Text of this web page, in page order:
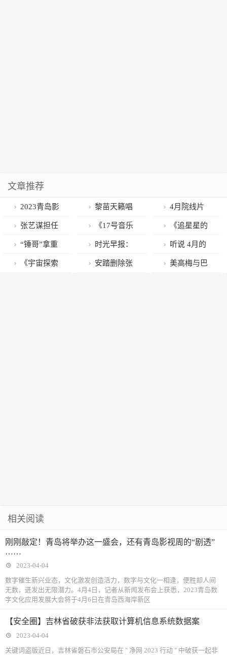
文章推荐
2023青岛影
视周4月6日至
9日在西海岸
新区举行
黎苗天籁唱
响博鳌论坛
4月院线片
单：「马力
欧」出发「灌
篮高手」归来
张艺谋担任
“天坛奖”评委
会主席，陆川
《17号音乐
仓库》拥抱不
被定义的人生
《追星星的
人》分享“追
星”记忆 领略
“锤哥”拿重
机枪打直升飞
时光早报：
《龙与地下
听说 4月的
成都人不是在
《宇宙探索 安踏删除张 美高梅与巴
相关阅读
刚刚敲定！青岛将举办这一盛会，还有青岛影视周的“剧透”
……
2023-04-04
数字催生新兴业态，文化激发创造活力，数字与文化一相逢，便胜却人间
无数，迸发出无限潜力。4月4日，记者从新闻发布会上获悉，2023青岛数
字文化应用发展大会将于4月6日在青岛西海岸新区
【安全圈】吉林省破获非法获取计算机信息系统数据案
2023-04-04
关键词盗版近日，吉林省磐石市公安局在 " 净网 2023 行动 " 中破获一起非